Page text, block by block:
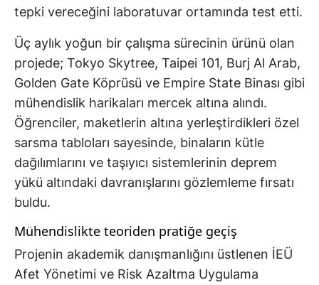
tepki vereceğini laboratuvar ortamında test etti.
Üç aylık yoğun bir çalışma sürecinin ürünü olan
projede; Tokyo Skytree, Taipei 101, Burj Al Arab,
Golden Gate Köprüsü ve Empire State Binası gibi
mühendislik harikaları mercek altına alındı.
Öğrenciler, maketlerin altına yerleştirdikleri özel
sarsma tabloları sayesinde, binaların kütle
dağılımlarını ve taşıyıcı sistemlerinin deprem
yükü altındaki davranışlarını gözlemleme fırsatı
buldu.
Mühendislikte teoriden pratiğe geçiş
Projenin akademik danışmanlığını üstlenen İEÜ
Afet Yönetimi ve Risk Azaltma Uygulama